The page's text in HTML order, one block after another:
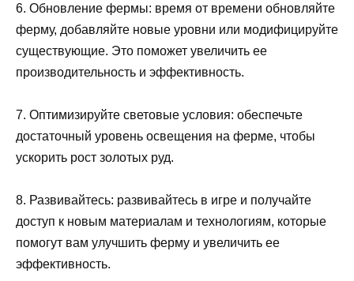
6. Обновление фермы: время от времени обновляйте
ферму, добавляйте новые уровни или модифицируйте
существующие. Это поможет увеличить ее
производительность и эффективность.
7. Оптимизируйте световые условия: обеспечьте
достаточный уровень освещения на ферме, чтобы
ускорить рост золотых руд.
8. Развивайтесь: развивайтесь в игре и получайте
доступ к новым материалам и технологиям, которые
помогут вам улучшить ферму и увеличить ее
эффективность.